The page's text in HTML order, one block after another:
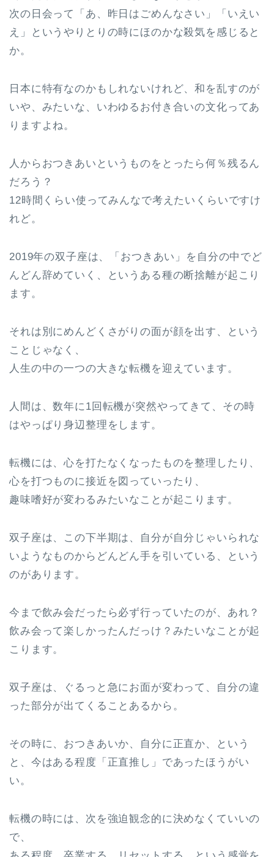
次の日会って「あ、昨日はごめんなさい」「いえい
え」というやりとりの時にほのかな殺気を感じると
か。
日本に特有なのかもしれないけれど、和を乱すのが
いや、みたいな、いわゆるお付き合いの文化ってあ
りますよね。
人からおつきあいというものをとったら何％残るん
だろう？
12時間くらい使ってみんなで考えたいくらいですけ
れど。
2019年の双子座は、「おつきあい」を自分の中でど
んどん辞めていく、というある種の断捨離が起こり
ます。
それは別にめんどくさがりの面が顔を出す、という
ことじゃなく、
人生の中の一つの大きな転機を迎えています。
人間は、数年に1回転機が突然やってきて、その時
はやっぱり身辺整理をします。
転機には、心を打たなくなったものを整理したり、
心を打つものに接近を図っていったり、
趣味嗜好が変わるみたいなことが起こります。
双子座は、この下半期は、自分が自分じゃいられな
いようなものからどんどん手を引いている、という
のがあります。
今まで飲み会だったら必ず行っていたのが、あれ？
飲み会って楽しかったんだっけ？みたいなことが起
こります。
双子座は、ぐるっと急にお面が変わって、自分の違
った部分が出てくることあるから。
その時に、おつきあいか、自分に正直か、という
と、今はある程度「正直推し」であったほうがい
い。
転機の時には、次を強迫観念的に決めなくていいの
で、